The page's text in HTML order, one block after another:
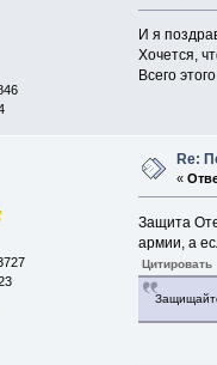
И я
Хочется,
Всего
Re:
«
Защита
армии, а
Цитировать